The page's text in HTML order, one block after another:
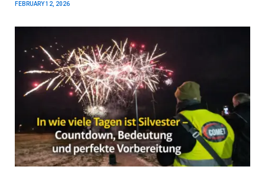
FEBRUARY 12, 2026